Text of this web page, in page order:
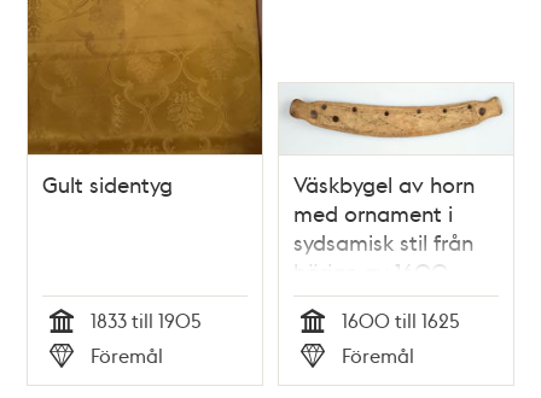
Gult sidentyg
Tid
1833 till 1905
Typ
Föremål
Väskbygel av horn
med ornament i
sydsamisk stil från
början av 1600-
talet
Tid
1600 till 1625
Typ
Föremål